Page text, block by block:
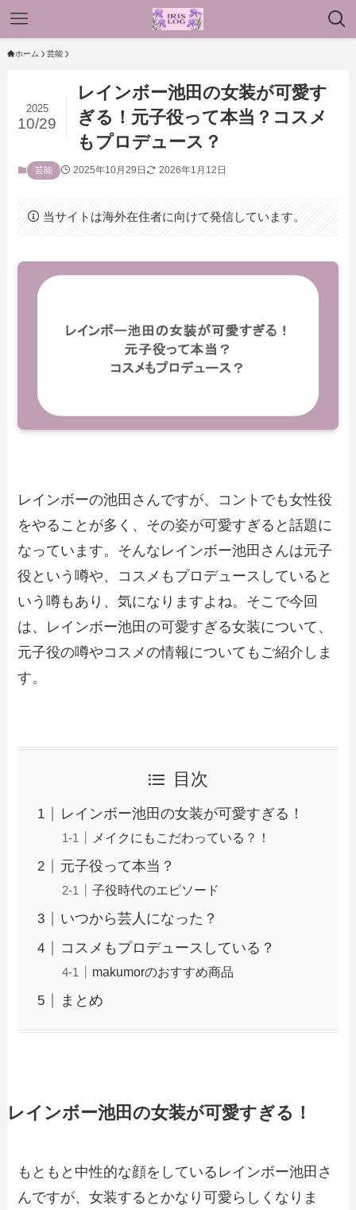
ホーム 芸能
レインボー池田の女装が可愛す
ぎる！元子役って本当？コスメ
もプロデュース？
2025
10/29
芸能 2025年10月29日 2026年1月12日
当サイトは海外在住者に向けて発信しています。
レインボーの池田さんですが、コントでも女性役
をやることが多く、その姿が可愛すぎると話題に
なっています。そんなレインボー池田さんは元子
役という噂や、コスメもプロデュースしていると
いう噂もあり、気になりますよね。そこで今回
は、レインボー池田の可愛すぎる女装について、
元子役の噂やコスメの情報についてもご紹介しま
す。
目次
レインボー池田の女装が可愛すぎる！
メイクにもこだわっている？！
元子役って本当？
子役時代のエピソード
いつから芸人になった？
コスメもプロデュースしている？
makumorのおすすめ商品
まとめ
レインボー池田の女装が可愛すぎる！
もともと中性的な顔をしているレインボー池田さ
んですが、女装するとかなり可愛らしくなりま